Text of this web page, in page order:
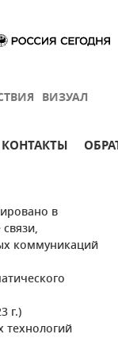
ВИЗУАЛ
КОНТАКТЫ
в
коммуникаций
г.)
технологий